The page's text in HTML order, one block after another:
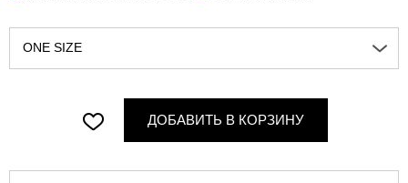
ONE SIZE
ДОБАВИТЬ В КОРЗИНУ